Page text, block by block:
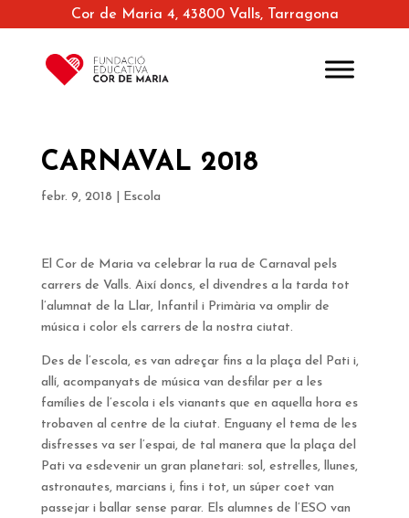
Cor de Maria 4, 43800 Valls, Tarragona
CARNAVAL 2018
febr. 9, 2018 Escola
El Cor de Maria va celebrar la rua de Carnaval pels
carrers de Valls. Així doncs, el divendres a la tarda tot
l’alumnat de la Llar, Infantil i Primària va omplir de
música i color els carrers de la nostra ciutat.
Des de l’escola, es van adreçar fins a la plaça del Pati i,
allí, acompanyats de música van desfilar per a les
famílies de l’escola i els vianants que en aquella hora es
trobaven al centre de la ciutat. Enguany el tema de les
disfresses va ser l’espai, de tal manera que la plaça del
Pati va esdevenir un gran planetari: sol, estrelles, llunes,
astronautes, marcians i, fins i tot, un súper coet van
passejar i ballar sense parar. Els alumnes de l’ESO van